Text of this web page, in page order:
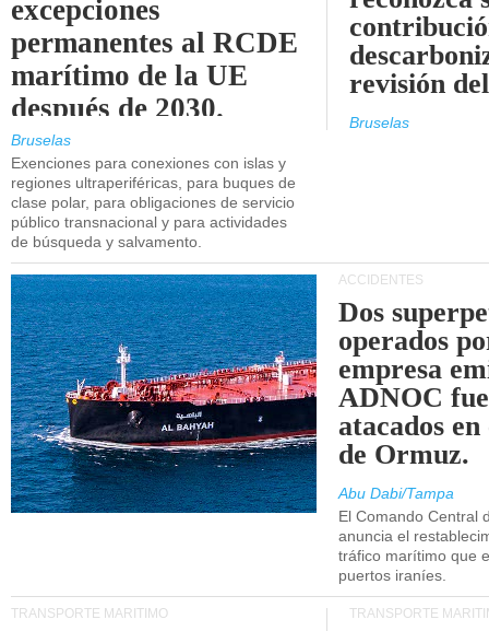
excepciones
permanentes al RCDE
marítimo de la UE
después de 2030.
Bruselas
Exenciones para conexiones con islas y
regiones ultraperiféricas, para buques de
clase polar, para obligaciones de servicio
público transnacional y para actividades
de búsqueda y salvamento.
revisión
Bruselas
ACCIDENTES
Dos
operados
empresa
ADNOC
atacados
de Ormuz.
Abu Dabi/Tampa
El Comando Central
anuncia el
tráfico marítimo que
puertos iraníes.
TRANSPORTE MARÍTIMO TRANSPORTE